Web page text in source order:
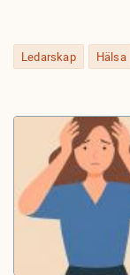
Ledarskap Hälsa